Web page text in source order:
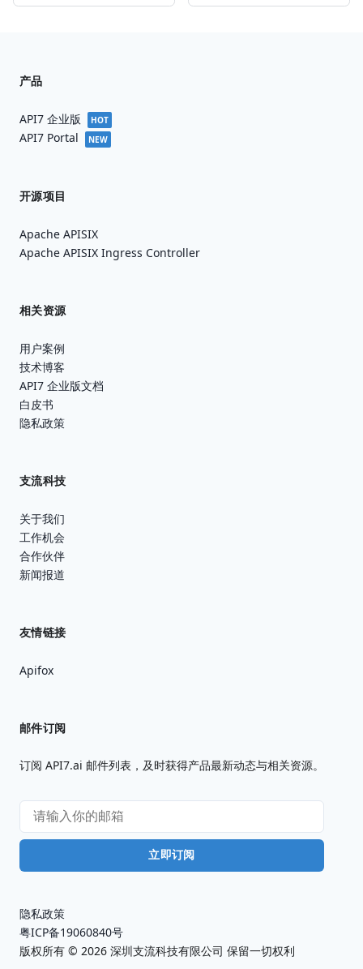
产品
API7 企业版 HOT
API7 Portal NEW
开源项目
Apache APISIX
Apache APISIX Ingress Controller
相关资源
用户案例
技术博客
API7 企业版文档
白皮书
隐私政策
支流科技
关于我们
工作机会
合作伙伴
新闻报道
友情链接
Apifox
邮件订阅
订阅 API7.ai 邮件列表，及时获得产品最新动态与相关资源。
立即订阅
隐私政策
粤ICP备19060840号
版权所有 © 2026 深圳支流科技有限公司 保留一切权利